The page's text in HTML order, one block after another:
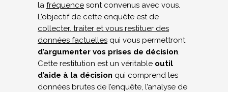
la fréquence sont convenus avec vous.
L’objectif de cette enquête est de
collecter, traiter et vous restituer des
données factuelles qui vous permettront
d’argumenter vos prises de décision.
Cette restitution est un véritable outil
d’aide à la décision qui comprend les
données brutes de l’enquête, l’analyse de